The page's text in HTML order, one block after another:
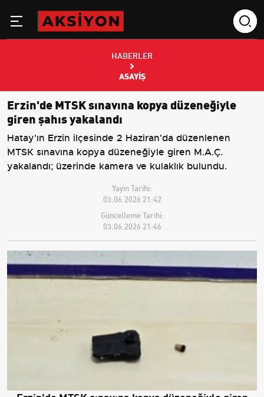
HABERLER
ASAYIŞ
Erzin'de MTSK sınavına kopya düzeneğiyle
giren şahıs yakalandı
Hatay'ın Erzin ilçesinde 2 Haziran'da düzenlenen
MTSK sınavına kopya düzeneğiyle giren M.A.Ç.
yakalandı; üzerinde kamera ve kulaklık bulundu.
Yayın Tarihi:
03.06.2026 21:42
Güncelleme Tarihi:
03.06.2026 21:46